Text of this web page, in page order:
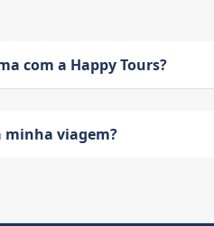
com a Happy Tours?
minha viagem?